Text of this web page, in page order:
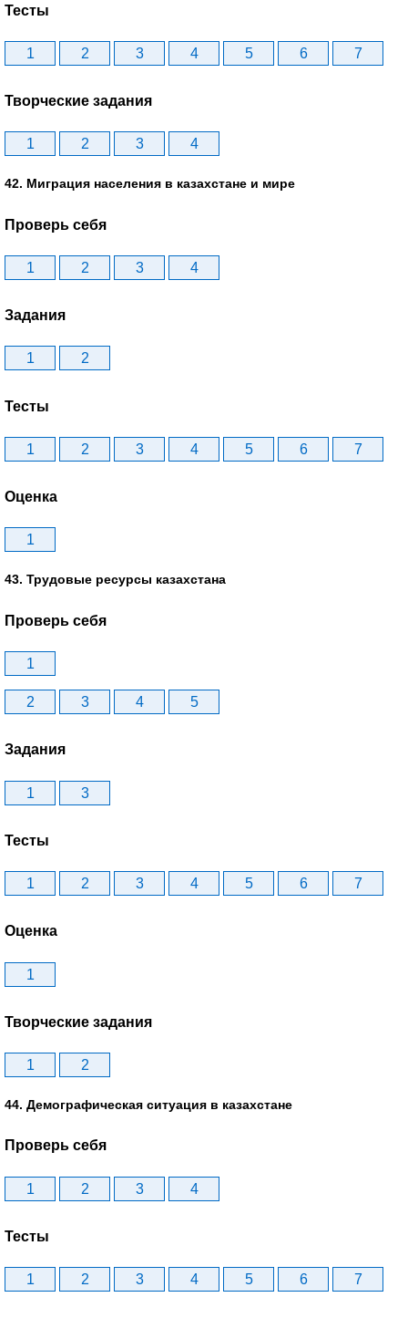
Тесты
1 2 3 4 5 6 7
Творческие задания
1 2 3 4
42. Миграция населения в казахстане и мире
Проверь себя
1 2 3 4
Задания
1 2
Тесты
1 2 3 4 5 6 7
Оценка
1
43. Трудовые ресурсы казахстана
Проверь себя
1
2 3 4 5
Задания
1 3
Тесты
1 2 3 4 5 6 7
Оценка
1
Творческие задания
1 2
44. Демографическая ситуация в казахстане
Проверь себя
1 2 3 4
Тесты
1 2 3 4 5 6 7